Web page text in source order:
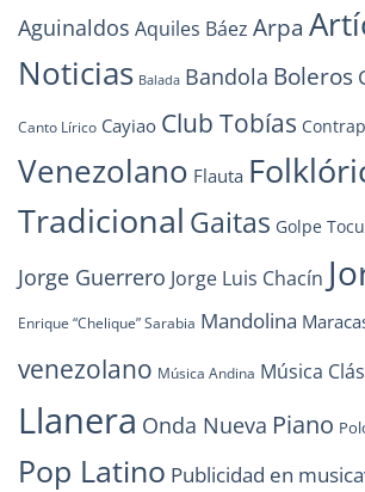
Aguinaldos Aquiles Báez Arpa
Noticias Balada Bandola Boleros
Canto Lírico Cayiao Club Tobías
Venezolano Flauta
Tradicional Gaitas Golpe
Jorge Guerrero Jorge Luis Chacín
Enrique “Chelique” Sarabia Mandolina
venezolano Música Andina Música
Llanera Onda Nueva Piano
Pop Latino Publicidad en